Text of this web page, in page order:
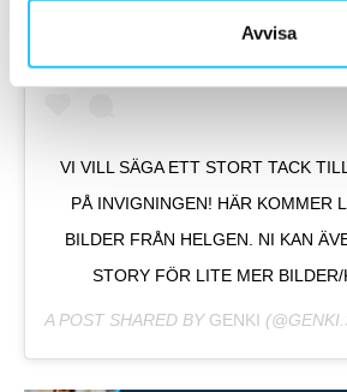
Avvisa
VI VILL SÄGA ETT STORT TACK
PÅ INVIGNINGEN! HÄR KOMMER
BILDER FRÅN HELGEN. NI KAN
STORY FÖR LITE MER BILDER/
A POST SHARED BY GENKI